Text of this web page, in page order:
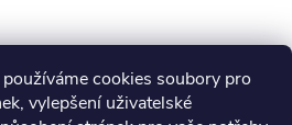
cookies soubory pro
vylepšení uživatelské